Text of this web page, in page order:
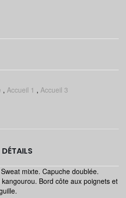
, Accueil 1 , Accueil 3
DÉTAILS
mixte. Capuche doublée.
Bord côte aux poignets et